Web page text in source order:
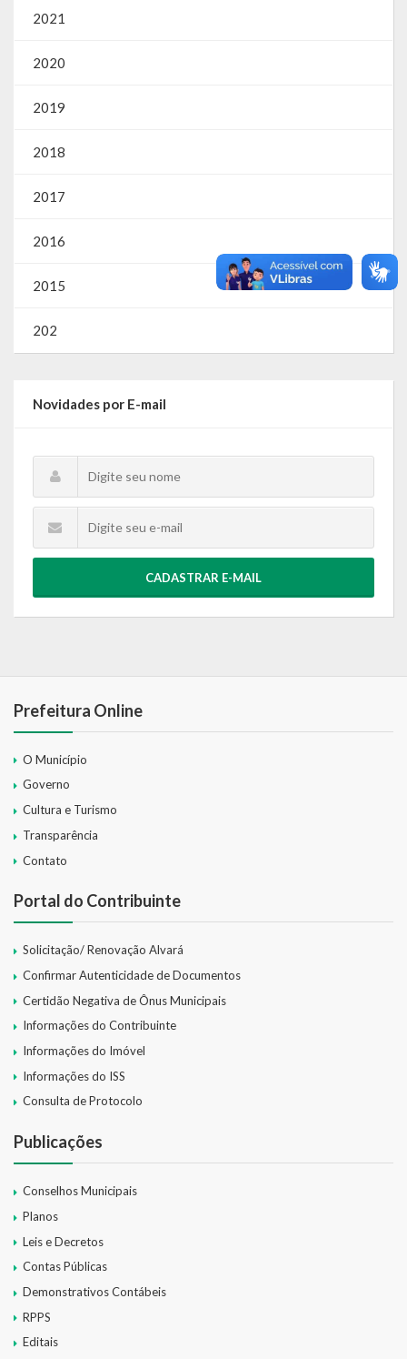
SIC
Contratos
2021
2020
2019
2018
2017
2016
2015
202
Novidades por E-mail
CADASTRAR E-MAIL
Prefeitura Online
O Município
Governo
Cultura e Turismo
Transparência
Contato
Portal do Contribuinte
Solicitação/ Renovação Alvará
Confirmar Autenticidade de Documentos
Certidão Negativa de Ônus Municipais
Informações do Contribuinte
Informações do Imóvel
Informações do ISS
Consulta de Protocolo
Publicações
Conselhos Municipais
Planos
Leis e Decretos
Contas Públicas
Demonstrativos Contábeis
RPPS
Editais